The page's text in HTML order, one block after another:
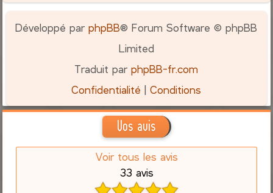
Développé parphpBB® Forum Software © phpBB
Limited
Traduit parphpBB-fr.com
Confidentialité |Conditions
Vos avis
Voir tous les avis
33 avis